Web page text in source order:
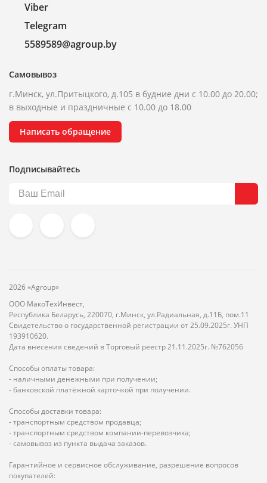
Viber
Telegram
5589589@agroup.by
Самовывоз
г.Минск, ул.Притыцкого, д.105 в будние дни с 10.00 до 20.00;
в выходные и праздничные с 10.00 до 18.00
Написать обращение
Подписывайтесь
2026 «Agroup»
ООО МакоТехИнвест,
Республика Беларусь, 220070, г.Минск, ул.Радиальная, д.11Б, пом.11
Свидетельство о государственной регистрации от 25.09.2025г. УНП
193910620.
Дата внесения сведений в Торговый реестр 21.11.2025г. №762056
Способы оплаты товара:
- наличными денежными при получении;
- банковской платёжной карточкой при получении.
Способы доставки товара:
- транспортным средством продавца;
- транспортным средством компании-перевозчика;
- самовывоз из пункта выдача заказов.
Гарантийное и сервисное обслуживание, разрешение вопросов
покупателей: